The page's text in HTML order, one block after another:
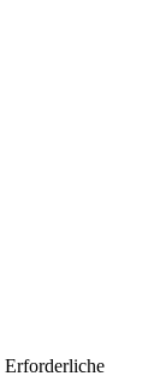
Erforderliche